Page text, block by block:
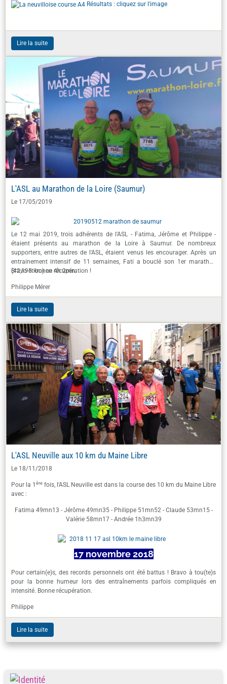
Résultats : cliquez sur l'image
Lire la suite
L'ASL au Marathon de la Loire (Saumur)
Le 17/05/2019
Le 12 mai 2019, trois adhérents de l'ASL - Fatima, Jérôme et Philippe -
étaient présents au marathon de la Loire à Saumur. De nombreux
supporters, entre autres de l'ASL, étaient venus les encourager. Après un
entrainement intensif de 11 semaines, Fati a bouclé son 1er marathon
(42,195 km) en 4h 2mn.
Bravo et bonne récupération !
Philippe Mérer
Lire la suite
L'ASL Neuville aux 10 km du Maine Libre
Le 18/11/2018
Pour la 1 èrefois, l'ASL Neuville est dans la course des 10 km du Maine Libre
avec :
Fatima 49mn13 - Jérôme 49mn35 - Philippe 51mn52 - Claude 53mn15 -
Valérie 58mn17 - Andrée 1h3mn39
17 novembre 2018
Pour certain(e)s, des records personnels ont été battus ! Bravo à tou(te)s
pour la bonne humeur lors des entraînements parfois compliqués en
intensité. Bonne récupération.
Philippe
Lire la suite